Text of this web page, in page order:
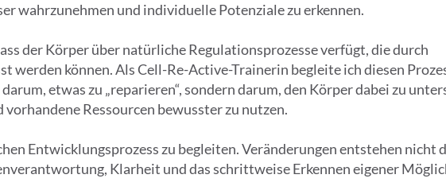
wahrzunehmen und individuelle Potenziale zu erkennen.
der Körper über natürliche Regulationsprozesse verfügt, die durch
werden können. Als Cell-Re-Active-Trainerin begleite ich diesen
etwas zu „reparieren“, sondern darum, den Körper dabei zu
Ressourcen bewusster zu nutzen.
Entwicklungsprozess zu begleiten. Veränderungen entstehen nicht
Klarheit und das schrittweise Erkennen eigener